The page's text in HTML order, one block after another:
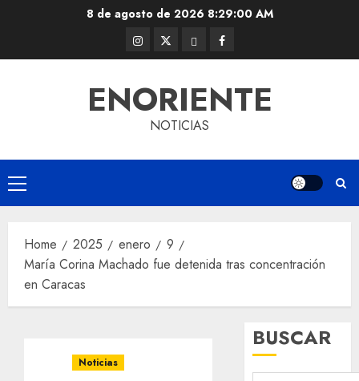
8 de agosto de 2026 8:29:01 AM
Instagram
@EnOriente
Twitter
(X)
ThreadsFacebook
ENORIENTE
NOTICIAS
Primary
Menu
Home 2025 enero
9
María Corina Machado fue detenida tras concentración
en Caracas
Noticias
BUSCAR